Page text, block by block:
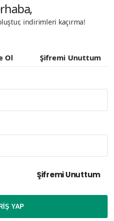
indirimleri kaçırma!
Ol Şifremi Unuttum
Şifremi Unuttum
YAP